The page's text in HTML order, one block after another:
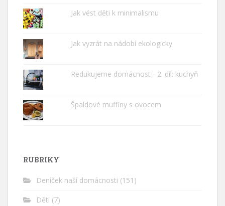
Jak vést děti k minimalismu
Jak vyzrát na nádobí ekologicky
Redukujeme domácnost - 2. díl: kuchyň
Špaldové muffiny s ovocem
RUBRIKY
Deníček naší domácnosti (151)
Děti (7)